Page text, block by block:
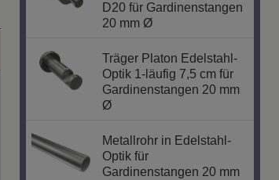
D20 für Gardinenstangen
20 mm Ø
Träger Platon Edelstahl-
Optik 1-läufig 7,5 cm für
Gardinenstangen 20 mm
Ø
Metallrohr in Edelstahl-
Optik für
Gardinenstangen 20 mm